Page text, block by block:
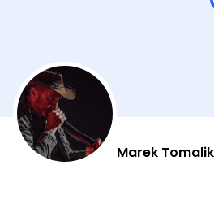
Marek Tomalik